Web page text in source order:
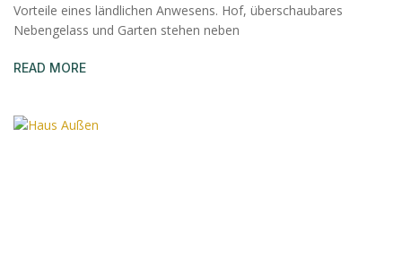
Vorteile eines ländlichen Anwesens. Hof, überschaubares
Nebengelass und Garten stehen neben
READ MORE